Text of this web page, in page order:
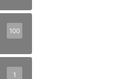
100
1